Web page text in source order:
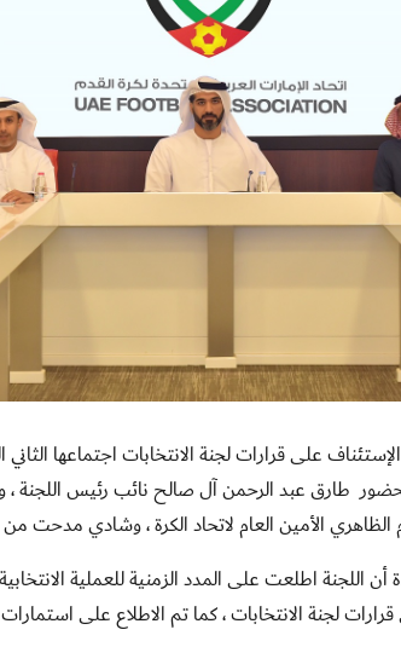
2020 : عقدت لجنة الإستئناف على قرارات لجنة الانتخابات
طارق عبد الرحمن آل صالح نائب رئيس اللجنة
الأمين العام لاتحاد الكرة ، وشادي مدحت من
اللجنة اطلعت على المدد الزمنية للعملية
قرارات لجنة الانتخابات ، كما تم الاطلاع على